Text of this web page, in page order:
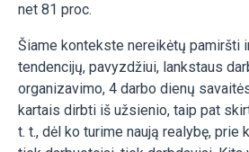
net 81 proc.
Šiame kontekste nereikėtų pamiršti
tendencijų, pavyzdžiui, lankstaus
organizavimo, 4 darbo dienų
kartais dirbti iš užsienio, taip pat
t. t., dėl ko turime naują realybę, prie